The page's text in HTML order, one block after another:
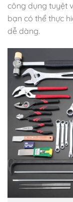
công dụng tuyệt
bạn có thể thực
dễ dàng.